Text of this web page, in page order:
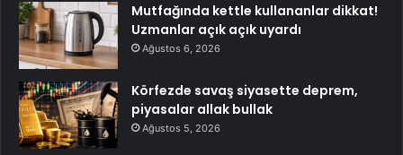
Mutfağında kettle kullananlar dikkat!
Uzmanlar açık açık uyardı
Ağustos 6, 2026
Körfezde savaş siyasette deprem,
piyasalar allak bullak
Ağustos 5, 2026